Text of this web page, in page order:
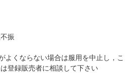
振
よくならない場合は服用を中止し，こ
登録販売者に相談して下さい